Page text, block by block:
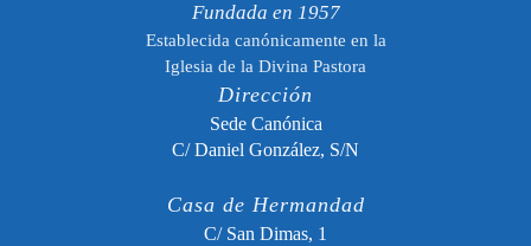
Fundada en 1957
Establecida canónicamente en la
Iglesia de la Divina Pastora
Dirección
Sede Canónica
C/ Daniel González, S/N
Casa de Hermandad
C/ San Dimas, 1